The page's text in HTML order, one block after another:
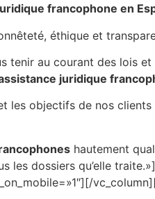
francophone en
éthique et
tenir au courant des lois
juridique
les objectifs de nos
hautement
les dossiers qu’elle